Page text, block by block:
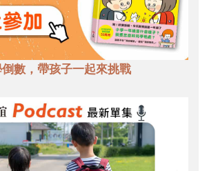
數，帶孩子一起來挑戰